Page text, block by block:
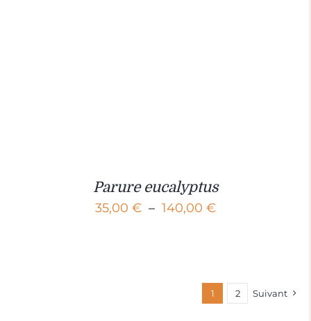
Parure eucalyptus
35,00 € – 140,00 €Plage
1 2 Suivant